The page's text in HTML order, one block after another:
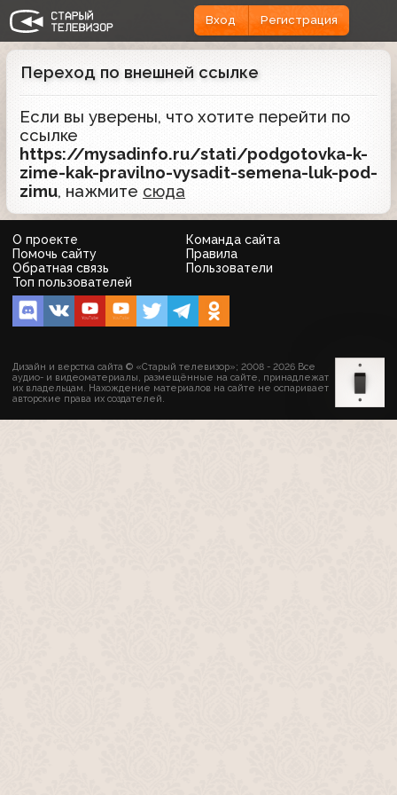
Вход Регистрация
Переход по внешней ссылке
Если вы уверены, что хотите перейти по
ссылке
https://mysadinfo.ru/stati/podgotovka-k-
zime-kak-pravilno-vysadit-semena-luk-pod-
zimu, нажмите сюда
О проекте
Команда сайта
Помочь сайту
Правила
Обратная связь
Пользователи
Топ пользователей
Дизайн и верстка сайта © «Старый телевизор»; 2008 - 2026 Все
аудио- и видеоматериалы, размещённые на сайте, принадлежат
их владельцам. Нахождение материалов на сайте не оспаривает
авторские права их создателей.